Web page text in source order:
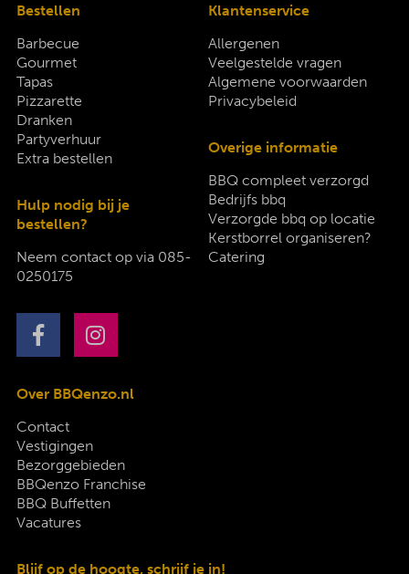
Bestellen
Barbecue
Gourmet
Tapas
Pizzarette
Dranken
Partyverhuur
Extra bestellen
Hulp nodig bij je
bestellen?
Neem contact op via 085-
0250175
Klantenservice
Allergenen
Veelgestelde vragen
Algemene voorwaarden
Privacybeleid
Overige informatie
BBQ compleet verzorgd
Bedrijfs bbq
Verzorgde bbq op locatie
Kerstborrel organiseren?
Catering
Over BBQenzo.nl
Contact
Vestigingen
Bezorggebieden
BBQenzo Franchise
BBQ Buffetten
Vacatures
Blijf op de hoogte, schrijf je in!